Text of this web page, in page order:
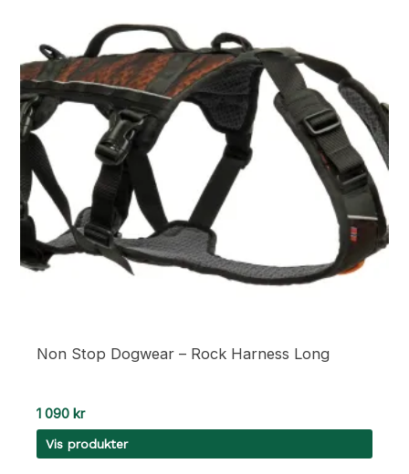
Non Stop Dogwear – Rock Harness Long
1 090 kr
Vis produkter